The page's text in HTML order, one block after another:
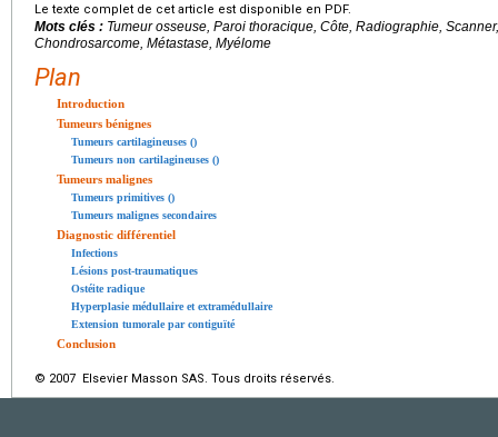
Le texte complet de cet article est disponible en PDF.
Mots clés : Tumeur osseuse, Paroi thoracique, Côte, Radiographie,
Chondrosarcome, Métastase, Myélome
Plan
Introduction
Tumeurs bénignes
Tumeurs cartilagineuses ()
Tumeurs non cartilagineuses ()
Tumeurs malignes
Tumeurs primitives ()
Tumeurs malignes secondaires
Diagnostic différentiel
Infections
Lésions post-traumatiques
Ostéite radique
Hyperplasie médullaire et extramédullaire
Extension tumorale par contiguïté
Conclusion
© 2007 Elsevier Masson SAS. Tous droits réservés.